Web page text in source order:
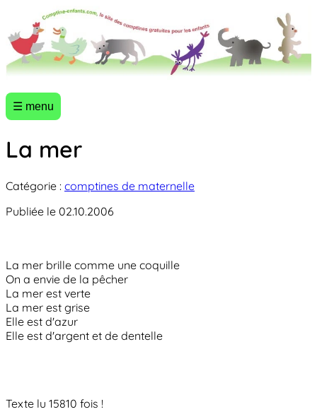
☰ menu
La mer
Catégorie : comptines de maternelle
Publiée le 02.10.2006
La mer brille comme une coquille
On a envie de la pêcher
La mer est verte
La mer est grise
Elle est d'azur
Elle est d'argent et de dentelle
Texte lu 15810 fois !